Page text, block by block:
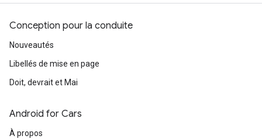
Conception pour la conduite
Nouveautés
Libellés de mise en page
Doit, devrait et Mai
Android for Cars
À propos